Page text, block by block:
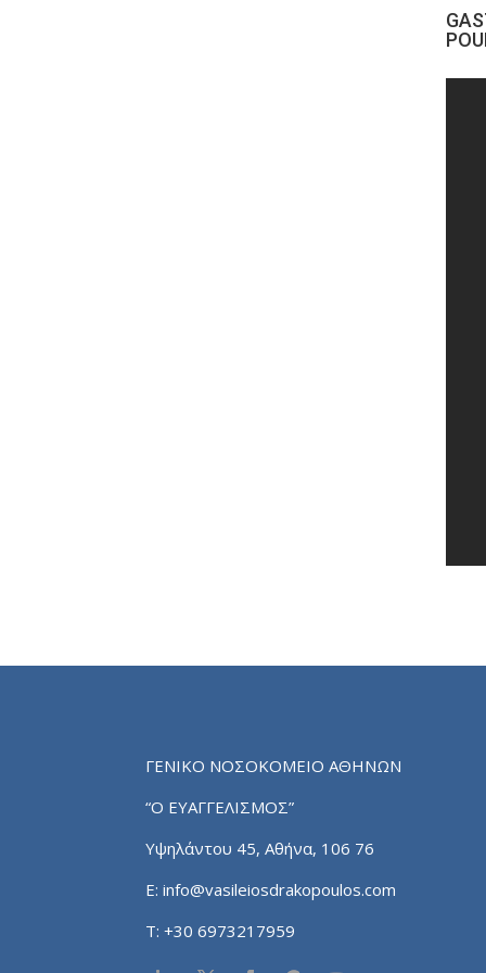
ΓΕΝΙΚΟ ΝΟΣΟΚΟΜΕΙΟ ΑΘΗΝΩΝ
“Ο ΕΥΑΓΓΕΛΙΣΜΟΣ”
Υψηλάντου 45, Αθήνα, 106 76
E:info@vasileiosdrakopoulos.com
T:+30 6973217959